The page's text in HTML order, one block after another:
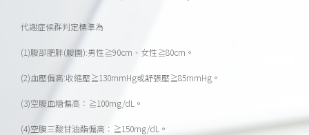
代謝症候群判定標準為
(1)腹部肥胖(腰圍):男性≧90cm、女性≧80cm。
(2)血壓偏高:收縮壓≧130mmHg或舒張壓≧85mmHg。
(3)空腹血糖偏高：≧100mg/dL。
(4)空腹三酸甘油酯偏高：≧150mg/dL。